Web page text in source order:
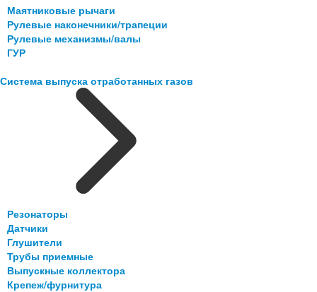
Маятниковые рычаги
Рулевые наконечники/трапеции
Рулевые механизмы/валы
ГУР
Система выпуска отработанных газов
Резонаторы
Датчики
Глушители
Трубы приемные
Выпускные коллектора
Крепеж/фурнитура